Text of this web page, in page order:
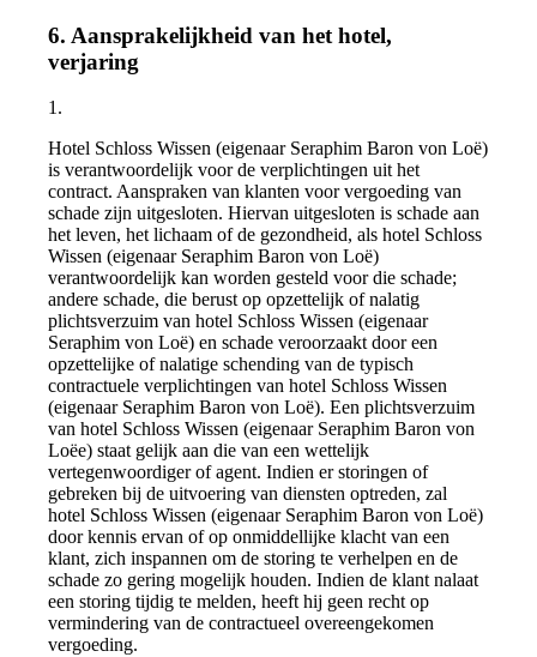
6. Aansprakelijkheid van het hotel,
verjaring
1.
Hotel Schloss Wissen (eigenaar Seraphim Baron von Loë)
is verantwoordelijk voor de verplichtingen uit het
contract. Aanspraken van klanten voor vergoeding van
schade zijn uitgesloten. Hiervan uitgesloten is schade aan
het leven, het lichaam of de gezondheid, als hotel Schloss
Wissen (eigenaar Seraphim Baron von Loë)
verantwoordelijk kan worden gesteld voor die schade;
andere schade, die berust op opzettelijk of nalatig
plichtsverzuim van hotel Schloss Wissen (eigenaar
Seraphim von Loë) en schade veroorzaakt door een
opzettelijke of nalatige schending van de typisch
contractuele verplichtingen van hotel Schloss Wissen
(eigenaar Seraphim Baron von Loë). Een plichtsverzuim
van hotel Schloss Wissen (eigenaar Seraphim Baron von
Loëe) staat gelijk aan die van een wettelijk
vertegenwoordiger of agent. Indien er storingen of
gebreken bij de uitvoering van diensten optreden, zal
hotel Schloss Wissen (eigenaar Seraphim Baron von Loë)
door kennis ervan of op onmiddellijke klacht van een
klant, zich inspannen om de storing te verhelpen en de
schade zo gering mogelijk houden. Indien de klant nalaat
een storing tijdig te melden, heeft hij geen recht op
vermindering van de contractueel overeengekomen
vergoeding.